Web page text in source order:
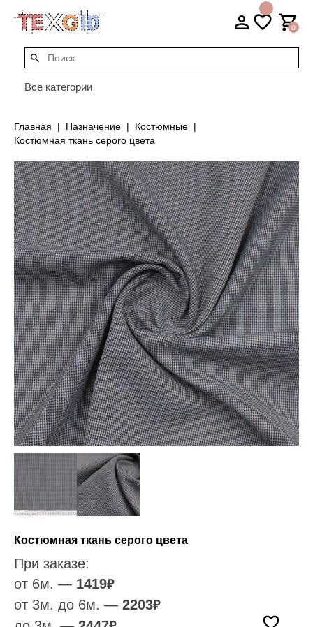
0
Все категории
Главная Назначение
Костюмные
Костюмная ткань серого цвета
Костюмная ткань серого цвета
При заказе:
от 6м. — 1419₽
от 3м. до 6м. — 2203₽